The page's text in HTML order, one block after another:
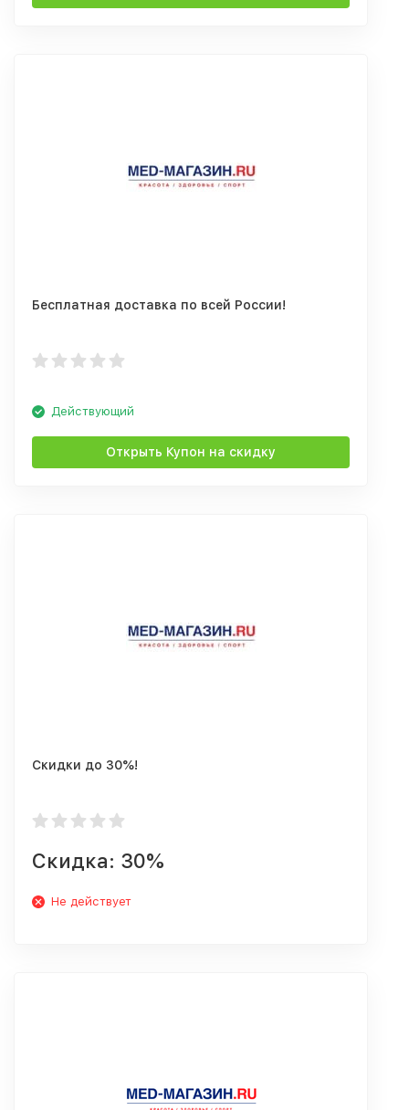
Бесплатная доставка по всей России!
Действующий
Открыть Купон на скидку
Скидки до 30%!
Скидка: 30%
Не действует